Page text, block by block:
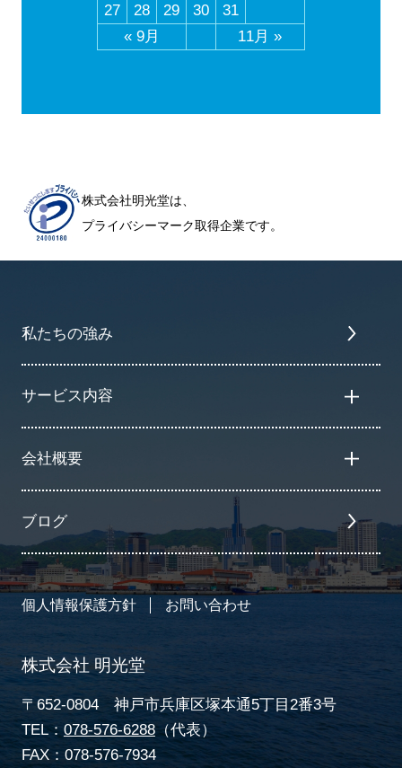
« 9月 11月 »
27
28 29 30 31
株式会社明光堂は、
プライバシーマーク取得企業です。
私たちの強み
サービス内容
会社概要
ブログ
個人情報保護方針 お問い合わせ
株式会社 明光堂
〒652-0804 神戸市兵庫区塚本通5丁目2番3号
TEL： 078-576-6288（代表）
FAX：078-576-7934